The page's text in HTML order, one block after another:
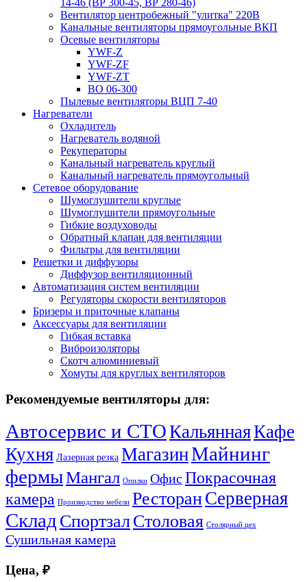
Вентилятор центробежный "улитка" 220В
Канальные вентиляторы прямоугольные ВКП
Осевые вентиляторы
YWF-Z
YWF-ZF
YWF-ZT
ВО 06-300
Пылевые вентиляторы ВЦП 7-40
Нагреватели
Охладитель
Нагреватель водяной
Рекуператоры
Канальный нагреватель круглый
Канальный нагреватель прямоугольный
Сетевое оборудование
Шумоглушители круглые
Шумоглушители прямоугольные
Гибкие воздуховоды
Обратный клапан для вентиляции
Фильтры для вентиляции
Решетки и диффузоры
Диффузор вентиляционный
Автоматизация систем вентиляции
Регуляторы скорости вентиляторов
Бризеры и приточные клапаны
Аксессуары для вентиляции
Гибкая вставка
Виброизоляторы
Скотч алюминиевый
Хомуты для круглых вентиляторов
Рекомендуемые вентиляторы для:
Автосервис и СТОКальяннаяКафе
Кухня Лазерная резка МагазинМайнинг
фермыМангал Опилки Офис Покрасочная
камера Производство мебели РесторанСерверная
Склад СпортзалСтоловая Столярный цех
Сушильная камера
Цена, ₽